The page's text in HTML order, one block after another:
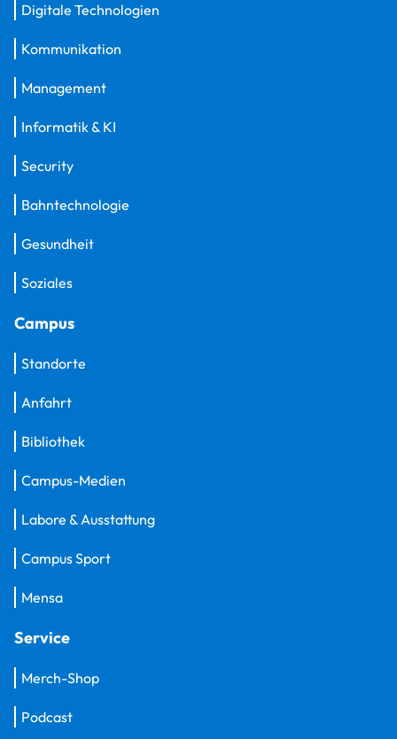
Digitale Technologien
Kommunikation
Management
Informatik & KI
Security
Bahntechnologie
Gesundheit
Soziales
Campus
Standorte
Anfahrt
Bibliothek
Campus-Medien
Labore & Ausstattung
Campus Sport
Mensa
Service
Merch-Shop
Podcast